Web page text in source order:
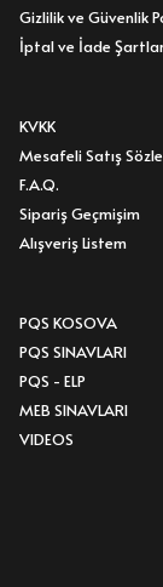
Gizlilik ve Güvenlik
İptal ve İade
KVKK
Mesafeli Satış
F.A.Q.
Sipariş Geçmişim
Alışveriş Listem
PQS KOSOVA
PQS SINAVLARI
PQS - ELP
MEB SINAVLARI
VIDEOS